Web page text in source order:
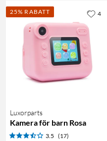
25% RABATT
Luxorparts
Kamera för barn Rosa
3.5 (17)
4